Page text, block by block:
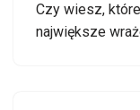
Czy wiesz,
największe